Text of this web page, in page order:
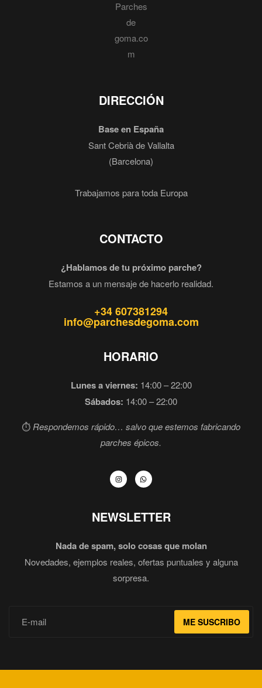
DIRECCIÓN
Base en España
Sant Cebrià de Vallalta
(Barcelona)
Trabajamos para toda Europa
CONTACTO
¿Hablamos de tu próximo parche?
Estamos a un mensaje de hacerlo realidad.
+34 607381294
info@parchesdegoma.com
HORARIO
Lunes a viernes: 14:00 – 22:00
Sábados: 14:00 – 22:00
⏱️ Respondemos rápido… salvo que estemos fabricando
parches épicos.
NEWSLETTER
Nada de spam, solo cosas que molan
Novedades, ejemplos reales, ofertas puntuales y alguna
sorpresa.
ME SUSCRIBO